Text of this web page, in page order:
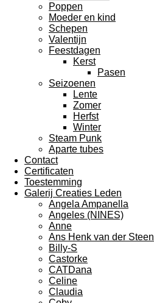
Poppen
Moeder en kind
Schepen
Valentijn
Feestdagen
Kerst
Pasen
Seizoenen
Lente
Zomer
Herfst
Winter
Steam Punk
Aparte tubes
Contact
Certificaten
Toestemming
Galerij Creaties Leden
Angela Ampanella
Angeles (NINES)
Anne
Ans Henk van der Steen
Billy-S
Castorke
CATDana
Celine
Claudia